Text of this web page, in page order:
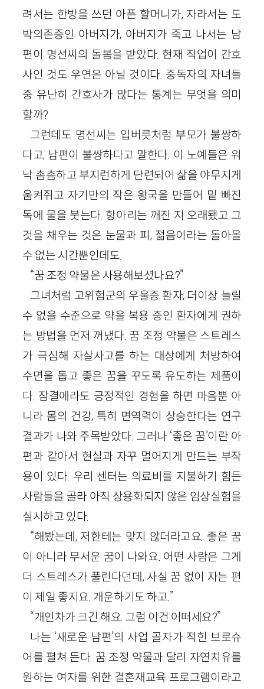
려서는 한방을 쓰던 아픈 할머니가, 자라서는 도
박의존증인 아버지가, 아버지가 죽고 나서는 남
편이 명선씨의 돌봄을 받았다. 현재 직업이 간호
사인 것도 우연은 아닐 것이다. 중독자의 자녀들
중 유난히 간호사가 많다는 통계는 무엇을 의미
할까?
그런데도 명선씨는 입버릇처럼 부모가 불쌍하
다고, 남편이 불쌍하다고 말한다. 이 노예들은 워
낙 촘촘하고 부지런하게 단련되어 삶을 야무지게
움켜쥐고 자기만의 작은 왕국을 만들어 밑 빠진
독에 물을 붓는다. 항아리는 깨진 지 오래됐고 그
것을 채우는 것은 눈물과 피, 젊음이라는 돌아올
수 없는 시간뿐인데도.
“꿈 조정 약물은 사용해보셨나요?”
그녀처럼 고위험군의 우울증 환자, 더이상 늘릴
수 없을 수준으로 약을 복용 중인 환자에게 권하
는 방법을 먼저 꺼냈다. 꿈 조정 약물은 스트레스
가 극심해 자살사고를 하는 대상에게 처방하여
수면을 돕고 좋은 꿈을 꾸도록 유도하는 제품이
다. 잠결에라도 긍정적인 경험을 하면 마음뿐 아
니라 몸의 건강, 특히 면역력이 상승한다는 연구
결과가 나와 주목받았다. 그러나 ‘좋은 꿈’이란 아
편과 같아서 현실과 자꾸 멀어지게 만드는 부작
용이 있다. 우리 센터는 의료비를 지불하기 힘든
사람들을 골라 아직 상용화되지 않은 임상실험을
실시하고 있다.
“해봤는데, 저한테는 맞지 않더라고요. 좋은 꿈
이 아니라 무서운 꿈이 나와요. 어떤 사람은 그게
더 스트레스가 풀린다던데, 사실 꿈 없이 자는 편
이 제일 좋지요. 개운하기도 하고.”
“개인차가 크긴 해요. 그럼 이건 어떠세요?”
나는 ‘새로운 남편’의 사업 골자가 적힌 브로슈
어를 펼쳐 든다. 꿈 조정 약물과 달리 자연치유를
원하는 여자를 위한 결혼재교육 프로그램이라고